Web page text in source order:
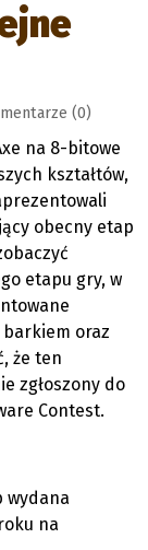
(0)
na 8-bitowe
kształtów,
obecny etap
etapu gry, w
oraz
że ten
zgłoszony do
Contest.
wydana
na